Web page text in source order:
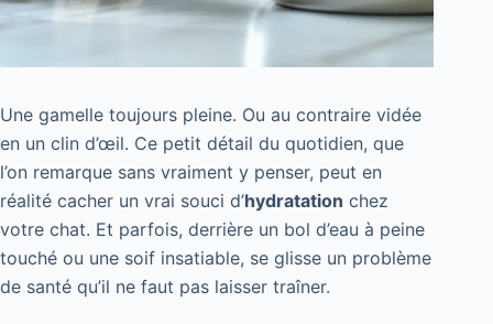
Une gamelle toujours pleine. Ou au contraire vidée
en un clin d’œil. Ce petit détail du quotidien, que
l’on remarque sans vraiment y penser, peut en
réalité cacher un vrai souci d’hydratation chez
votre chat. Et parfois, derrière un bol d’eau à peine
touché ou une soif insatiable, se glisse un problème
de santé qu’il ne faut pas laisser traîner.